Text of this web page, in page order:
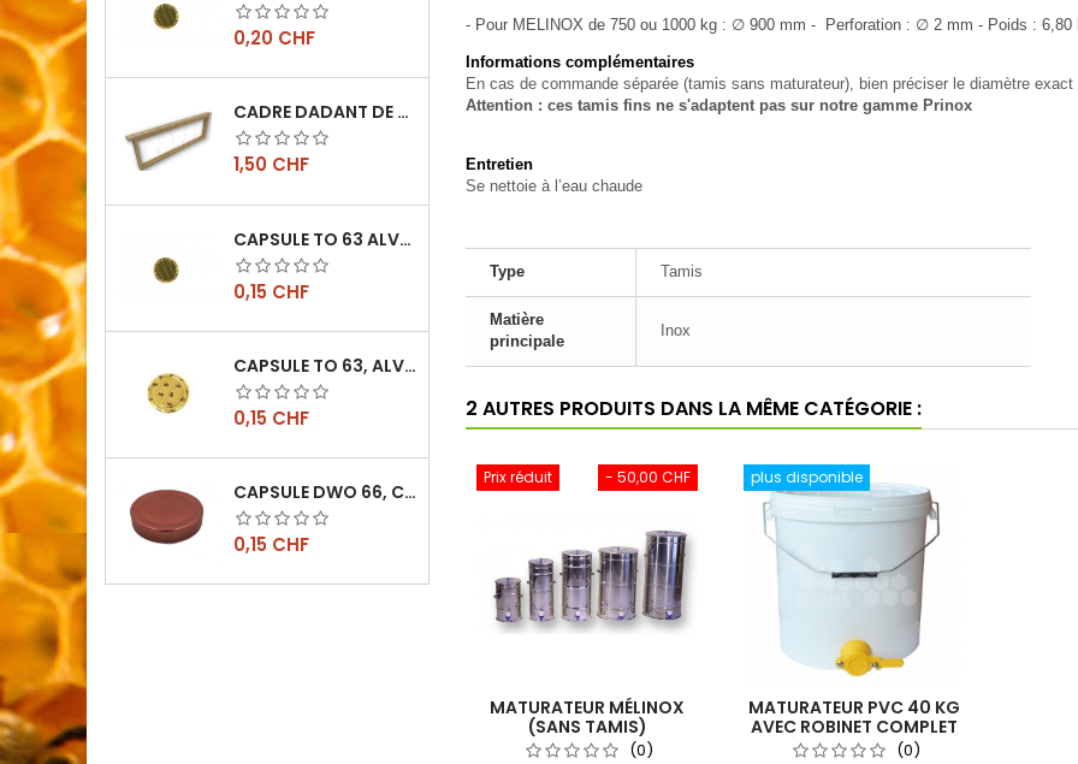
Prix
0,20 CHF
CADRE DADANT DE HAUSSE FILÉ VERTICAL
Prix
1,50 CHF
CAPSULE TO 63 ALVÉOLES
Prix
0,15 CHF
CAPSULE TO 63, ALVÉOLES ABEILLES, L'UNITÉ
Prix
0,15 CHF
CAPSULE DWO 66, CUIVRE
Prix
0,15 CHF
- Pour MELINOX de 750 ou 1000 kg : ∅ 900 mm - Perforation : ∅ 2 mm - Poids : 6,80
Informations complémentaires
En cas de commande séparée (tamis sans maturateur), bien préciser le diamètre
Attention : ces tamis fins ne s'adaptent pas sur notre gamme Prinox
Entretien
Se nettoie à l’eau chaude
Type Tamis
Matière
principale
Inox
2 AUTRES PRODUITS DANS LA MÊME CATÉGORIE :
- 50,00 CHF
Prix réduit
MATURATEUR MÉLINOX
(SANS TAMIS)
(0)
plus disponible
MATURATEUR PVC 40 KG
AVEC ROBINET COMPLET
(0)